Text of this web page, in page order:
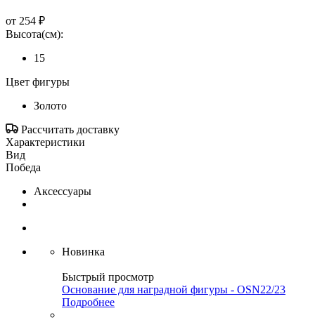
от 254 ₽
Высота(см):
15
Цвет фигуры
Золото
Рассчитать доставку
Характеристики
Вид
Победа
Аксессуары
Новинка
Быстрый просмотр
Основание для наградной фигуры - OSN22/23
Подробнее